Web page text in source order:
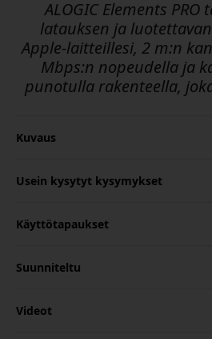
ALOGIC Elements
latauksen ja
Apple-laitteillesi, 2 m:n
Mbps:n nopeudella ja
punotulla rakenteella,
Kuvaus
Usein kysytyt kysymykset
Käyttötapaukset
Suunniteltu
Videot